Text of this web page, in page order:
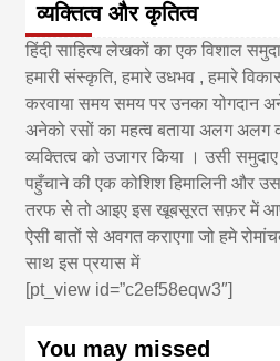
व्यक्तित्व और कृतित्व
हिंदी साहित्य लेखकों का एक विशाल
हमारी संस्कृति, हमारे उधभव , हमारे
करवाया समय समय पर उनका योगदान
अनेको रसों का महत्व बताया अलग अलग
व्यक्तित्व को उजागर किया । उसी
पहुँचाने की एक कोशिश हिमालिनी और
तरफ से तो आइए इस खूबसूरत सफ़र में आप
ऐसी बातों से अवगत कराएगा जो हमे
साथ इस प्रयास में
[pt_view id=”c2ef58eqw3″]
You may missed